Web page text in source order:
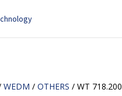
WEDM /OTHERS / WT 718.200